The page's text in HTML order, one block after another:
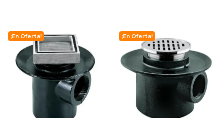
¡En Oferta! ¡En Oferta!